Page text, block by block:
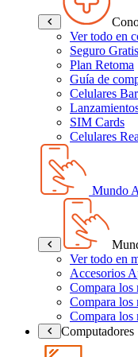
Ver todo en
Seguro
Plan Retoma
Guía de
Celulares
SIM Cards
Celulares
Mundo
Ver todo en
Accesorios
Compara los
Compara los
Compara los
Computadores